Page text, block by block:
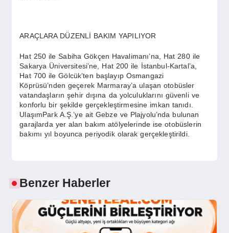
ARAÇLARA DÜZENLİ BAKIM YAPILIYOR
Hat 250 ile Sabiha Gökçen Havalimanı’na, Hat 280 ile
Sakarya Üniversitesi’ne, Hat 200 ile İstanbul-Kartal’a,
Hat 700 ile Gölcük’ten başlayıp Osmangazi
Köprüsü’nden geçerek Marmaray’a ulaşan otobüsler
vatandaşların şehir dışına da yolculuklarını güvenli ve
konforlu bir şekilde gerçekleştirmesine imkan tanıdı.
UlaşımPark A.Ş.’ye ait Gebze ve Plajyolu’nda bulunan
garajlarda yer alan bakım atölyelerinde ise otobüslerin
bakımı yıl boyunca periyodik olarak gerçekleştirildi.
Benzer Haberler